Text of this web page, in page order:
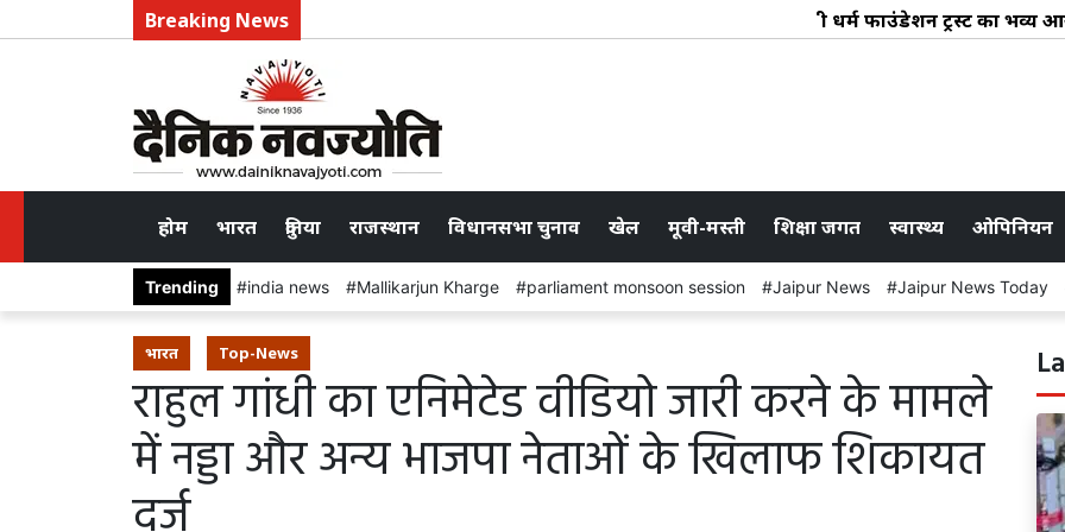
Breaking News श्री धर्म फाउंडेशन ट्रस्ट का भव्य
होम भारत दुनिया राजस्थान विधानसभा चुनाव खेल मूवी-मस्ती शिक्षा जगत स्वास्थ्य ओपिनियन
Trending india news Mallikarjun Kharge parliament monsoon session Jaipur News Jaipur News Today
भारत Top-News
राहुल गांधी का एनिमेटेड वीडियो जारी करने के मामले
में नड्डा और अन्य भाजपा नेताओं के खिलाफ शिकायत